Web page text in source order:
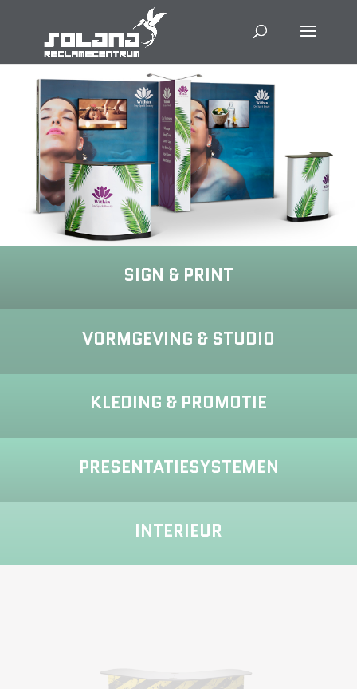
SIGN & PRINT
VORMGEVING & STUDIO
KLEDING & PROMOTIE
PRESENTATIESYSTEMEN
INTERIEUR